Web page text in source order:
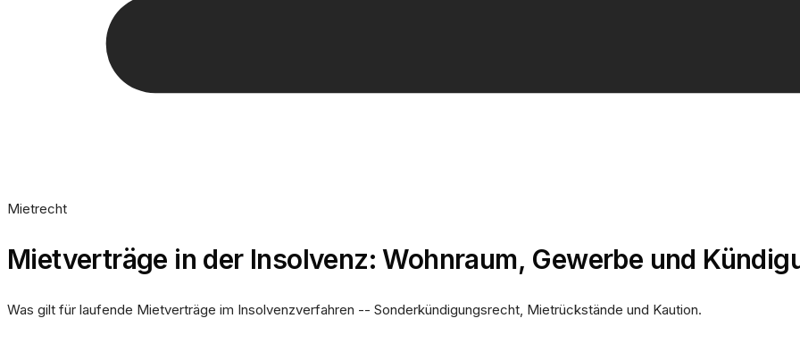
Mietrecht
Mietverträge in der Insolvenz: Wohnraum, Gewerbe und
Was gilt für laufende Mietverträge im Insolvenzverfahren -- Sonderkündigungsrecht, Mietrückstände und Kaution.